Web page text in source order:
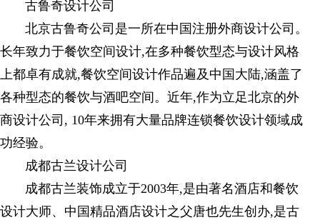
古鲁奇设计公司
北京古鲁奇公司是一所在中国注册外商设计公司。
长年致力于餐饮空间设计,在多种餐饮型态与设计风格
上都卓有成就,餐饮空间设计作品遍及中国大陆,涵盖了
各种型态的餐饮与酒吧空间。近年,作为立足北京的外
商设计公司, 10年来拥有大量品牌连锁餐饮设计领域成
功经验。
成都古兰设计公司
成都古兰装饰成立于2003年,是由著名酒店和餐饮
设计大师、中国精品酒店设计之父唐也先生创办,是古